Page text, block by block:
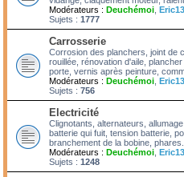
Modérateurs : Deuchémoi
Sujets : 1777
Carrosserie
Corrosion des planchers, joint de
rouillée, rénovation d'aile,
porte, vernis après peinture,
Modérateurs : Deuchémoi
Sujets : 756
Electricité
Clignotants, alternateurs,
batterie qui fuit, tension batterie,
branchement de la bobine, phares...
Modérateurs : Deuchémoi
Sujets : 1248